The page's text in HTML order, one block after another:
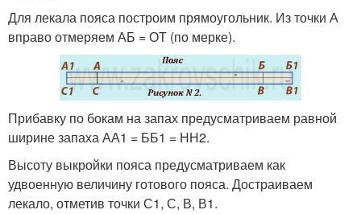
Для лекала пояса построим прямоугольник. Из точки А
вправо отмеряем АБ = ОТ (по мерке).
Прибавку по бокам на запах предусматриваем равной
ширине запаха АА1 = ББ1 = НН2.
Высоту выкройки пояса предусматриваем как
удвоенную величину готового пояса. Достраиваем
лекало, отметив точки С1, С, В, В1.